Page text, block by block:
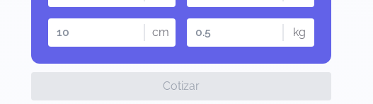
cm kg
Cotizar